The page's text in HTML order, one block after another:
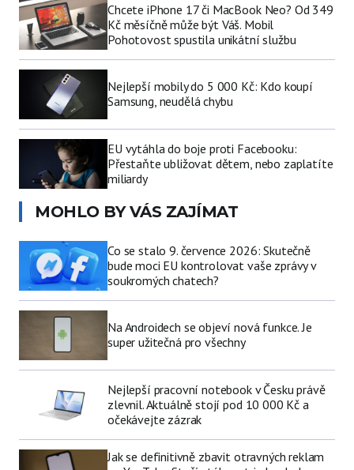
Chcete iPhone 17 či MacBook Neo? Od 349
Kč měsíčně může být Váš. Mobil
Pohotovost spustila unikátní službu
Nejlepší mobily do 5 000 Kč: Kdo koupí
Samsung, neudělá chybu
EU vytáhla do boje proti Facebooku:
Přestaňte ubližovat dětem, nebo zaplatíte
miliardy
MOHLO BY VÁS ZAJÍMAT
Co se stalo 9. července 2026: Skutečně
bude moci EU kontrolovat vaše zprávy v
soukromých chatech?
Na Androidech se objeví nová funkce. Je
super užitečná pro všechny
Nejlepší pracovní notebook v Česku právě
zlevnil. Aktuálně stojí pod 10 000 Kč a
očekávejte zázrak
Jak se definitivně zbavit otravných reklam